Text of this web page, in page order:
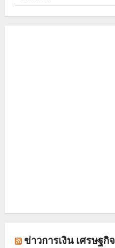
สำหรับ:
ข่าวการเงิน เศรษฐกิจ